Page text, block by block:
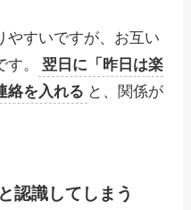
やすいですが、お互い
。
翌日に「昨日は楽
絡を入れる と、関係が
認識してしまう